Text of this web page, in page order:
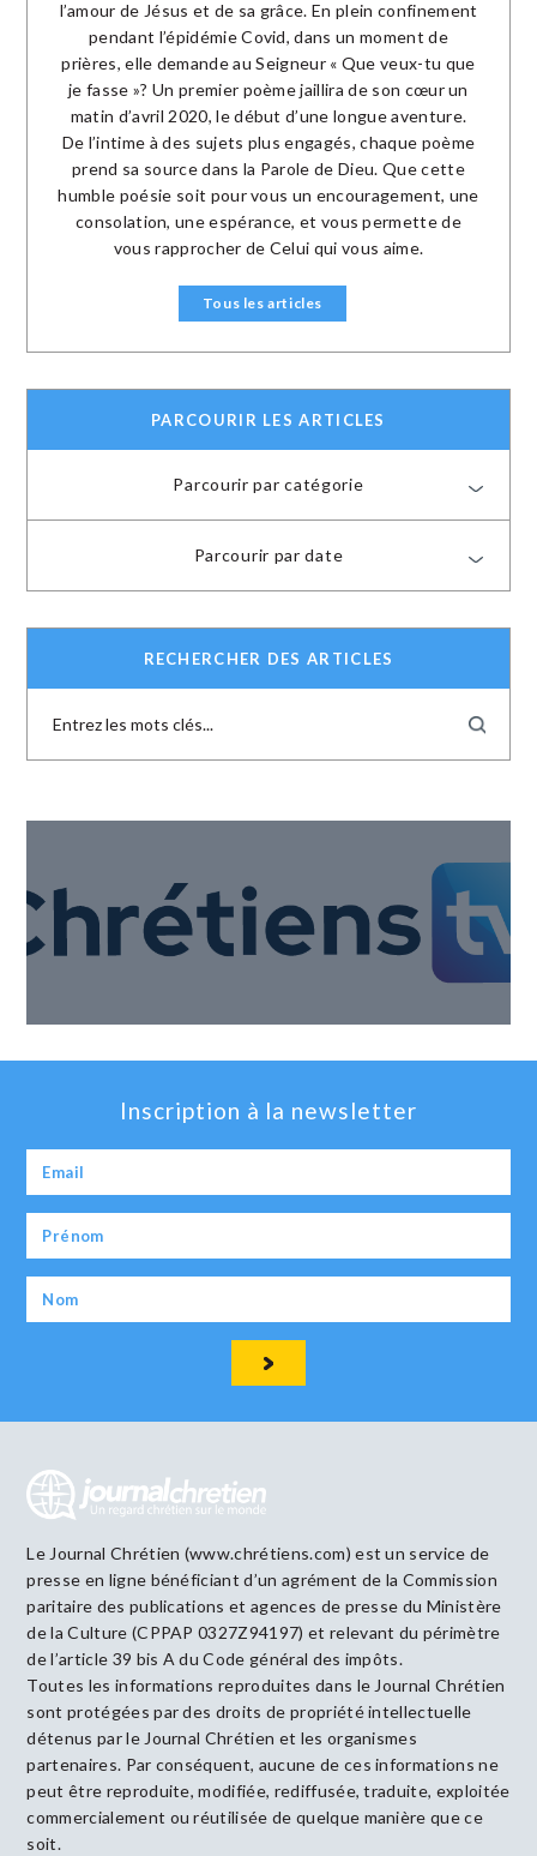
l’amour de Jésus et de sa grâce. En plein confinement
pendant l’épidémie Covid, dans un moment de
prières, elle demande au Seigneur « Que veux-tu que
je fasse »? Un premier poème jaillira de son cœur un
matin d’avril 2020, le début d’une longue aventure.
De l’intime à des sujets plus engagés, chaque poème
prend sa source dans la Parole de Dieu. Que cette
humble poésie soit pour vous un encouragement, une
consolation, une espérance, et vous permette de
vous rapprocher de Celui qui vous aime.
Tous les articles
PARCOURIR LES ARTICLES
Parcourir par catégorie
Parcourir par date
RECHERCHER DES ARTICLES
Inscription à la newsletter
Le Journal Chrétien (www.chrétiens.com) est un service de
presse en ligne bénéficiant d’un agrément de la Commission
paritaire des publications et agences de presse du Ministère
de la Culture (CPPAP 0327Z94197) et relevant du périmètre
de l’article 39 bis A du Code général des impôts.
Toutes les informations reproduites dans le Journal Chrétien
sont protégées par des droits de propriété intellectuelle
détenus par le Journal Chrétien et les organismes
partenaires. Par conséquent, aucune de ces informations ne
peut être reproduite, modifiée, rediffusée, traduite, exploitée
commercialement ou réutilisée de quelque manière que ce
soit.